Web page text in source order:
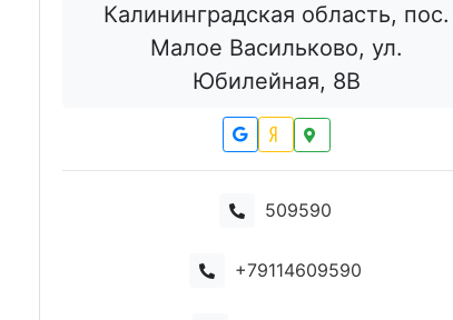
Калининградская область, пос.
Малое Васильково, ул.
Юбилейная, 8В
509590
+79114609590